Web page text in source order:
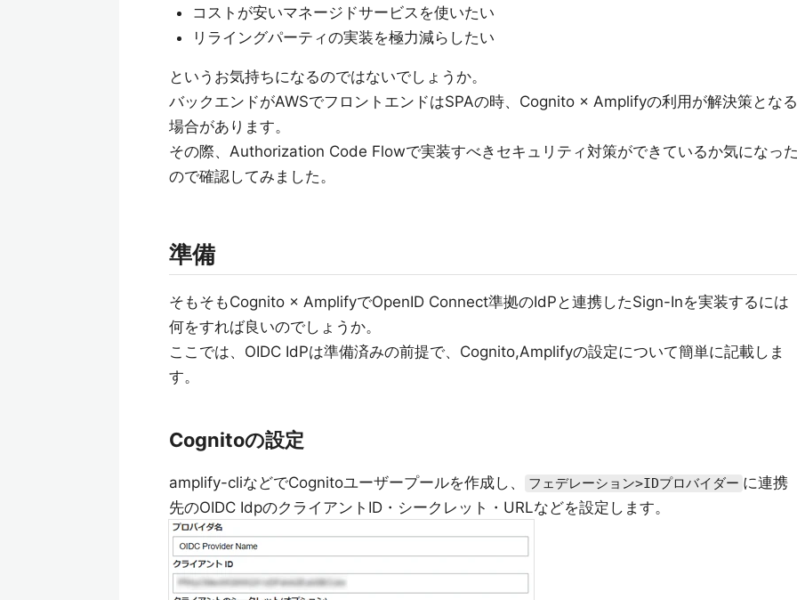
コストが安いマネージドサービスを使いたい
リライングパーティの実装を極力減らしたい
というお気持ちになるのではないでしょうか。
バックエンドがAWSでフロントエンドはSPAの時、Cognito × Amplifyの利用が解決策となる
場合があります。
その際、Authorization Code Flowで実装すべきセキュリティ対策ができているか気になっ
ので確認してみました。
準備
そもそもCognito × AmplifyでOpenID Connect準拠のIdPと連携したSign-Inを実装するには
何をすれば良いのでしょうか。
ここでは、OIDC IdPは準備済みの前提で、Cognito,Amplifyの設定について簡単に記載しま
す。
Cognitoの設定
amplify-cliなどでCognitoユーザープールを作成し、 フェデレーション>IDプロバイダー に連携
先のOIDC IdpのクライアントID・シークレット・URLなどを設定します。